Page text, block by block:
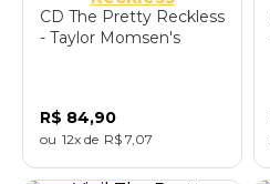
CD The Pretty Reckless
- Taylor Momsen's
R$ 84,90
12 R$ 7 07